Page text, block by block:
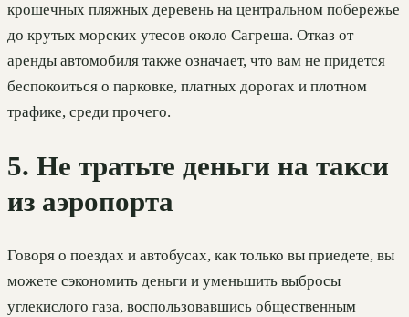
крошечных пляжных деревень на центральном побережье
до крутых морских утесов около Сагреша. Отказ от
аренды автомобиля также означает, что вам не придется
беспокоиться о парковке, платных дорогах и плотном
трафике, среди прочего.
5. Не тратьте деньги на такси
из аэропорта
Говоря о поездах и автобусах, как только вы приедете, вы
можете сэкономить деньги и уменьшить выбросы
углекислого газа, воспользовавшись общественным